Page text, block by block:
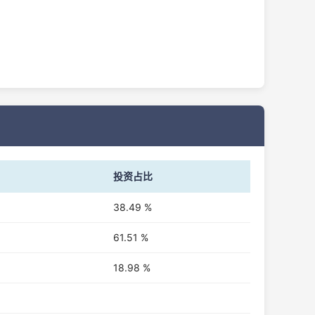
投资占比
38.49 %
61.51 %
18.98 %